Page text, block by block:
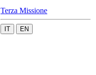
Terza Missione
IT EN